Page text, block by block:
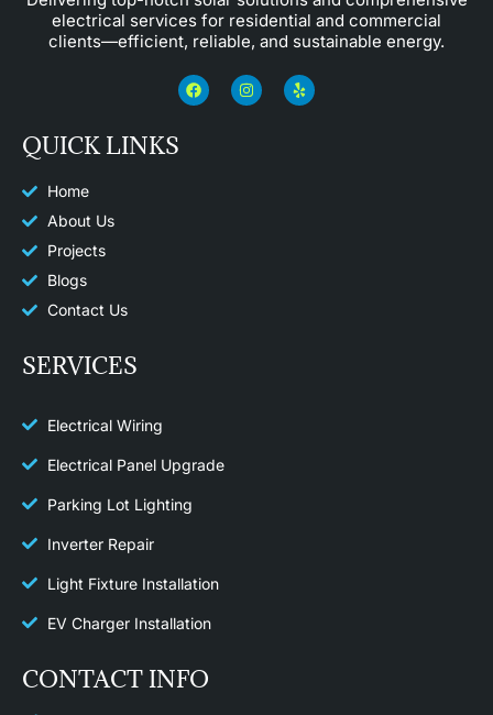
electrical services for residential and commercial
clients—efficient, reliable, and sustainable energy.
F
a
c
I
n
s
Y
e
l
QUICK LINKS
Home
About Us
Projects
Blogs
Contact Us
SERVICES
Electrical Wiring
Electrical Panel Upgrade
Parking Lot Lighting
Inverter Repair
Light Fixture Installation​
EV Charger Installation
CONTACT INFO